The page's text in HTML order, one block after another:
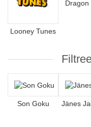
Looney Tunes
Dragon
Son Goku Jänes